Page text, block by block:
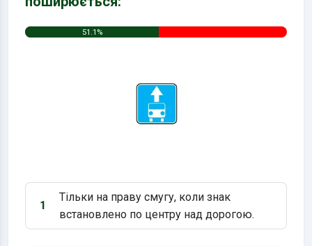
51.1%
Варіант 1:
1
Тільки на праву смугу, коли знак
встановлено по центру над дорогою.